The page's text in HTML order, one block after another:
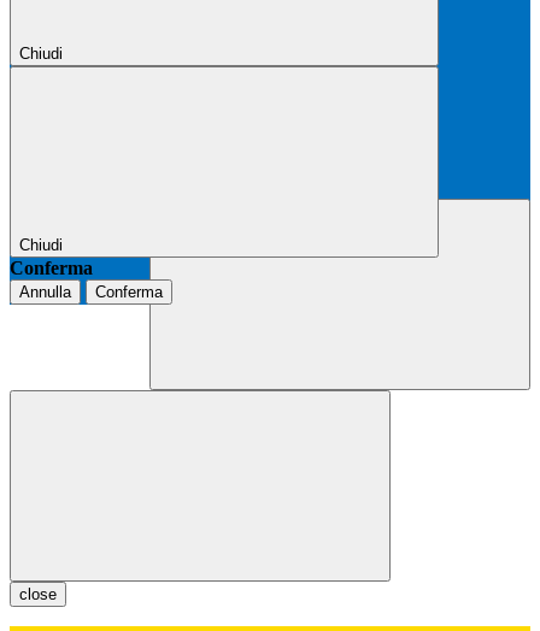
Chiudi
Chiudi
Conferma
Annulla Conferma
close